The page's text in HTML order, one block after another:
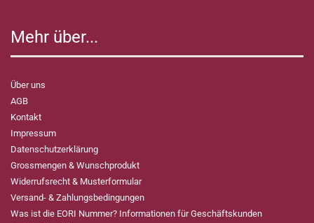
Mehr über...
Über uns
AGB
Kontakt
Impressum
Datenschutzerklärung
Grossmengen & Wunschprodukt
Widerrufsrecht & Musterformular
Versand- & Zahlungsbedingungen
Was ist die EORI Nummer? Informationen für Geschäftskunden